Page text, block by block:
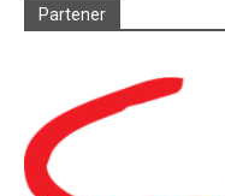
Partener